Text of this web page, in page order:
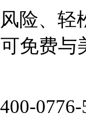
险、轻
免费与
0776-